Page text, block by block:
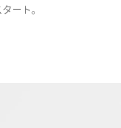
ート。